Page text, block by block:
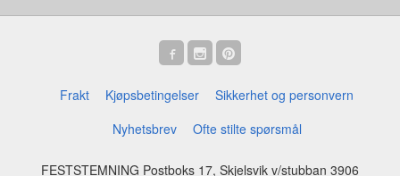
Frakt Kjøpsbetingelser
Sikkerhet og personvern
Nyhetsbrev
Ofte stilte spørsmål
FESTSTEMNING Postboks 17, Skjelsvik v/stubban 3906